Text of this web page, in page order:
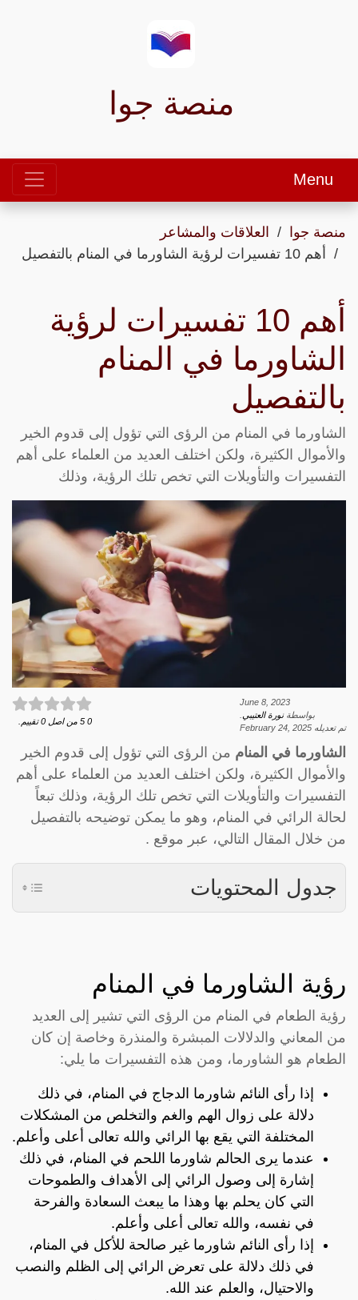
منصة جوا
Menu
منصة جوا
العلاقات والمشاعر
أهم 10 تفسيرات لرؤية الشاورما في المنام بالتفصيل
أهم 10 تفسيرات لرؤية
الشاورما في المنام
بالتفصيل
الشاورما في المنام من الرؤى التي تؤول إلى قدوم الخير
والأموال الكثيرة، ولكن اختلف العديد من العلماء على أهم
التفسيرات والتأويلات التي تخص تلك الرؤية، وذلك
June 8, 2023
بواسطةنورة العتيبي
تم تعديله February 24, 2025
0
5 من اصل 0 تقييم.
الشاورما في المنام من الرؤى التي تؤول إلى قدوم الخير
والأموال الكثيرة، ولكن اختلف العديد من العلماء على أهم
التفسيرات والتأويلات التي تخص تلك الرؤية، وذلك تبعاً
لحالة الرائي في المنام، وهو ما يمكن توضيحه بالتفصيل
من خلال المقال التالي، عبر موقع .
جدول المحتويات
رؤية الشاورما في المنام
رؤية الطعام في المنام من الرؤى التي تشير إلى العديد
من المعاني والدلالات المبشرة والمنذرة وخاصة إن كان
الطعام هو الشاورما، ومن هذه التفسيرات ما يلي:
إذا رأى النائم شاورما الدجاج في المنام، في ذلك
دلالة على زوال الهم والغم والتخلص من المشكلات
المختلفة التي يقع بها الرائي والله تعالى أعلى وأعلم.
عندما يرى الحالم شاورما اللحم في المنام، في ذلك
إشارة إلى وصول الرائي إلى الأهداف والطموحات
التي كان يحلم بها وهذا ما يبعث السعادة والفرحة
في نفسه، والله تعالى أعلى وأعلم.
إذا رأى النائم شاورما غير صالحة للأكل في المنام،
في ذلك دلالة على تعرض الرائي إلى الظلم والنصب
والاحتيال، والعلم عند الله.